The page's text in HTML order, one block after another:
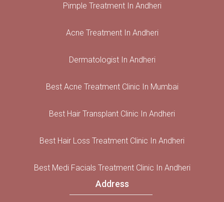
Pimple Treatment In Andheri
Acne Treatment In Andheri
Dermatologist In Andheri
Best Acne Treatment Clinic In Mumbai
Best Hair Transplant Clinic In Andheri
Best Hair Loss Treatment Clinic In Andheri
Best Medi Facials Treatment Clinic In Andheri
Address